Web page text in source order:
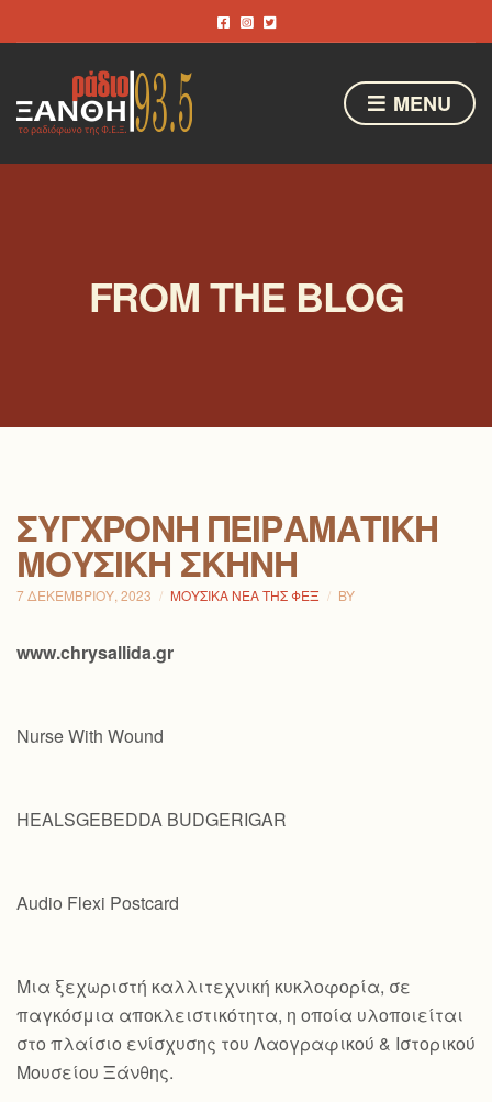
MENU
FROM THE BLOG
ΣΎΓΧΡΟΝΗ ΠΕΙΡΑΜΑΤΙΚΉ
ΜΟΥΣΙΚΉ ΣΚΗΝΉ
7 ΔΕΚΕΜΒΡΊΟΥ, 2023 ΜΟΥΣΙΚΆ ΝΈΑ ΤΗΣ ΦΕΞ BY
www.chrysallida.gr
Nurse With Wound
HEALSGEBEDDA BUDGERIGAR
Audio Flexi Postcard
Mια ξεχωριστή καλλιτεχνική κυκλοφορία, σε
παγκόσμια αποκλειστικότητα, η οποία υλοποιείται
στο πλαίσιο ενίσχυσης του Λαογραφικού & Ιστορικού
Μουσείου Ξάνθης.